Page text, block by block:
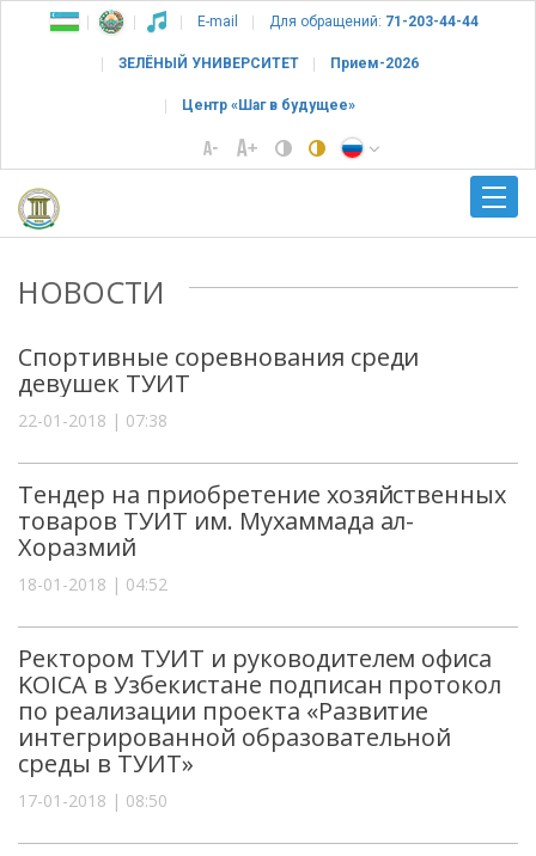
E-mail Для обращений: 71-203-44-44
ЗЕЛЁНЫЙ УНИВЕРСИТЕТ Прием-2026
Центр «Шаг в будущее»
НОВОСТИ
Спортивные соревнования среди
девушек ТУИТ
22-01-2018 | 07:38
Тендер на приобретение хозяйственных
товаров ТУИТ им. Мухаммада ал-
Хоразмий
18-01-2018 | 04:52
Ректором ТУИТ и руководителем офиса
KOICA в Узбекистане подписан протокол
по реализации проекта «Развитие
интегрированной образовательной
среды в ТУИТ»
17-01-2018 | 08:50